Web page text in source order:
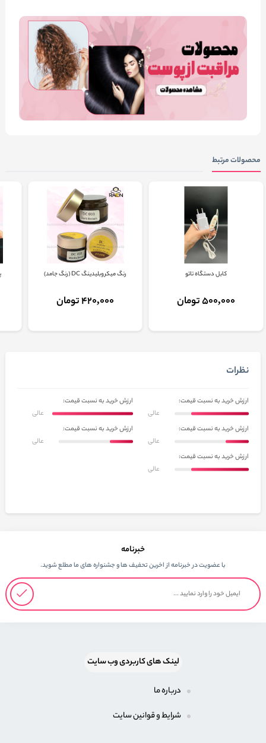
محصولات مرتبط
کابل دستگاه تاتو
500,000 تومان
رنگ میکروبلیدینگ DC (رنگ جامد)
420,000 تومان
نظرات
ارزش خرید به نسبت قیمت:
عالی
ارزش خرید به نسبت قیمت:
عالی
ارزش خرید به نسبت قیمت:
عالی
ارزش خرید به نسبت قیمت:
عالی
ارزش خرید به نسبت قیمت:
عالی
خبرنامه
با عضویت در خبرنامه از اخرین تحفیف ها و جشنواره های ما مطلع شوید.
لینک های کاربردی وب سایت
درباره ما
شرایط و قوانین سایت